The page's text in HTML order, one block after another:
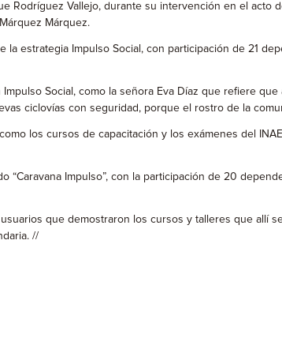
Rodríguez Vallejo, durante su intervención en el acto
Márquez.
estrategia Impulso Social, con participación de 21
Social, como la señora Eva Díaz que refiere
ciclovías con seguridad, porque el rostro de la
los cursos de capacitación y los exámenes del
Impulso”, con la participación de 20
que demostraron los cursos y talleres que allí
//